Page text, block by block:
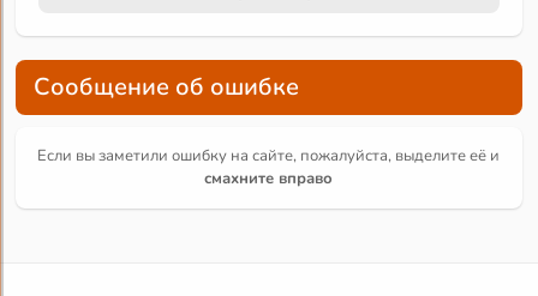
Сообщение об ошибке
Если вы заметили ошибку на сайте, пожалуйста, выделите её и
смахните вправо